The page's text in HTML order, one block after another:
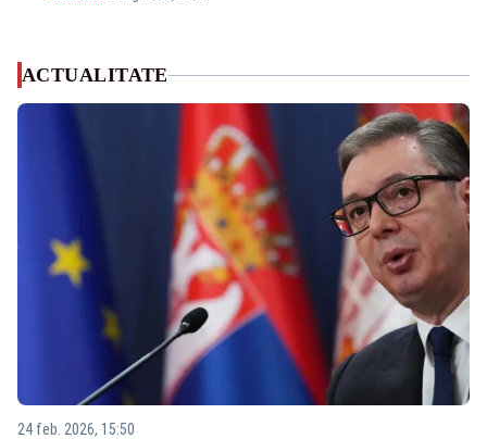
ACTUALITATE
24 feb. 2026, 15:50